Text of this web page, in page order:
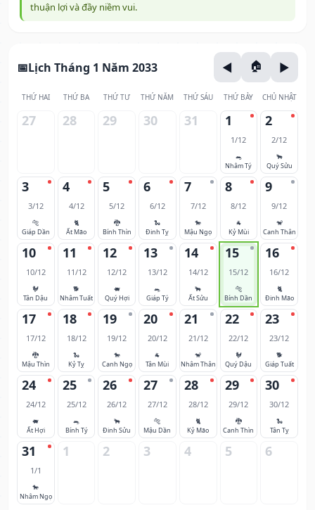
thuận lợi và đầy niềm vui.
Lịch Tháng 1 Năm 2033
THỨ HAI THỨ BA THỨ TƯ THỨ NĂM THỨ SÁU THỨ BẢY CHỦ NHẬT
27 28 29 30 31 1
1/12
🐀
Nhâm Tý
2
2/12
🐂
Quý Sửu
3
3/12
🐅
Giáp Dần
4
4/12
🐈
Ất Mão
5
5/12
🐉
Bính Thìn
6
6/12
🐍
Đinh Tỵ
7
7/12
🐎
Mậu Ngọ
8
8/12
🐐
Kỷ Mùi
9
9/12
🐒
Canh Thân
10
10/12
🐓
Tân Dậu
11
11/12
🐕
Nhâm Tuất
12
12/12
🐖
Quý Hợi
13
13/12
🐀
Giáp Tý
14
14/12
🐂
Ất Sửu
15
15/12
🐅
Bính Dần
16
16/12
🐈
Đinh Mão
17
17/12
🐉
Mậu Thìn
18
18/12
🐍
Kỷ Tỵ
19
19/12
🐎
Canh Ngọ
20
20/12
🐐
Tân Mùi
21
21/12
🐒
Nhâm Thân
22
22/12
🐓
Quý Dậu
23
23/12
🐕
Giáp Tuất
24
24/12
🐖
Ất Hợi
25
25/12
🐀
Bính Tý
26
26/12
🐂
Đinh Sửu
27
27/12
🐅
Mậu Dần
28
28/12
🐈
Kỷ Mão
29
29/12
🐉
Canh Thìn
30
30/12
🐍
Tân Tỵ
31
1/1
🐎
Nhâm Ngọ
1 2 3 4 5 6